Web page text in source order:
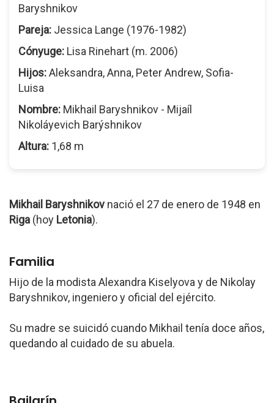
Baryshnikov
Pareja: Jessica Lange (1976-1982)
Cónyuge: Lisa Rinehart (m. 2006)
Hijos:Aleksandra, Anna, Peter Andrew, Sofia-
Luisa
Nombre: Mikhail Baryshnikov - Mijaíl
Nikoláyevich Barýshnikov
Altura: 1,68 m
Mikhail Baryshnikovnació el 27 de enero de 1948 en
Riga (hoy Letonia).
Familia
Hijo de la modista Alexandra Kiselyova y de Nikolay
Baryshnikov, ingeniero y oficial del ejército.
Su madre se suicidó cuando Mikhail tenía doce años,
quedando al cuidado de su abuela.